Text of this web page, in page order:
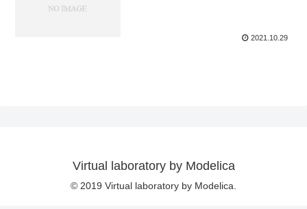
2021.10.29
Virtual laboratory by Modelica
© 2019 Virtual laboratory by Modelica.